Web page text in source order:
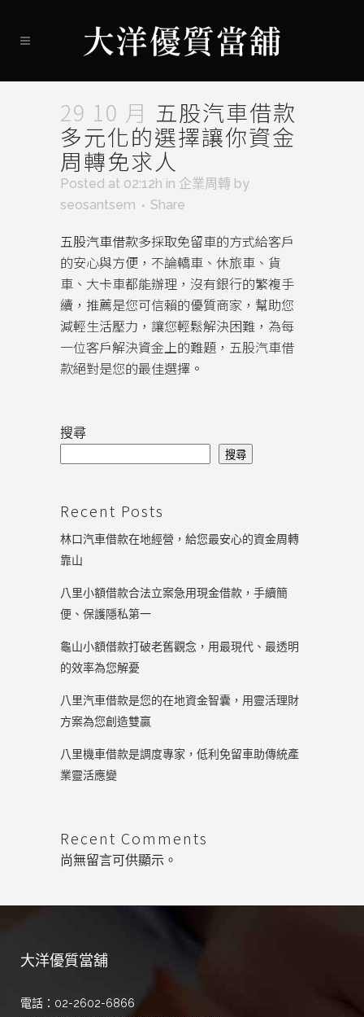
29 10 月 五股汽車借款
多元化的選擇讓你資金
周轉免求人
Posted at 02:12h in 企業周轉 by
seosantsem
Share
五股汽車借款多採取免留車的方式給客戶
的安心與方便，不論轎車、休旅車、貨
車、大卡車都能辦理，沒有銀行的繁複手
續，推薦是您可信賴的優質商家，幫助您
減輕生活壓力，讓您輕鬆解決困難，為每
一位客戶解決資金上的難題，五股汽車借
款絕對是您的最佳選擇。
搜尋
搜尋
Recent Posts
林口汽車借款在地經營，給您最安心的資金周轉
靠山
八里小額借款合法立案急用現金借款，手續簡
便、保護隱私第一
龜山小額借款打破老舊觀念，用最現代、最透明
的效率為您解憂
八里汽車借款是您的在地資金智囊，用靈活理財
方案為您創造雙贏
八里機車借款是調度專家，低利免留車助傳統產
業靈活應變
Recent Comments
尚無留言可供顯示。
大洋優質當舖
電話：02-2602-6866